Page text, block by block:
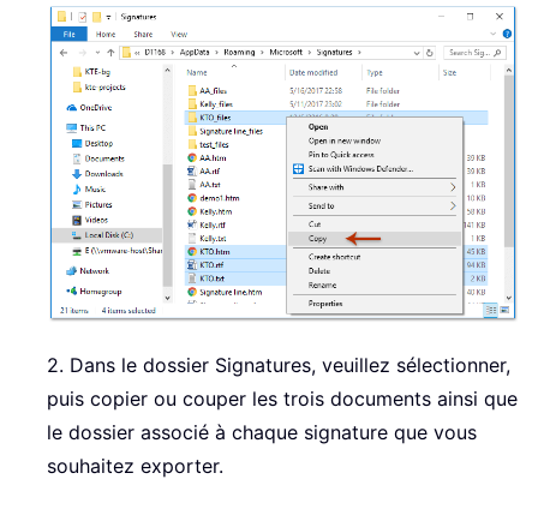
2. Dans le dossier Signatures, veuillez sélectionner,
puis copier ou couper les trois documents ainsi que
le dossier associé à chaque signature que vous
souhaitez exporter.